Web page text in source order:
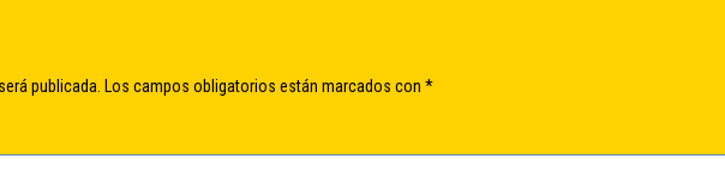
publicada. Los campos obligatorios están marcados con*